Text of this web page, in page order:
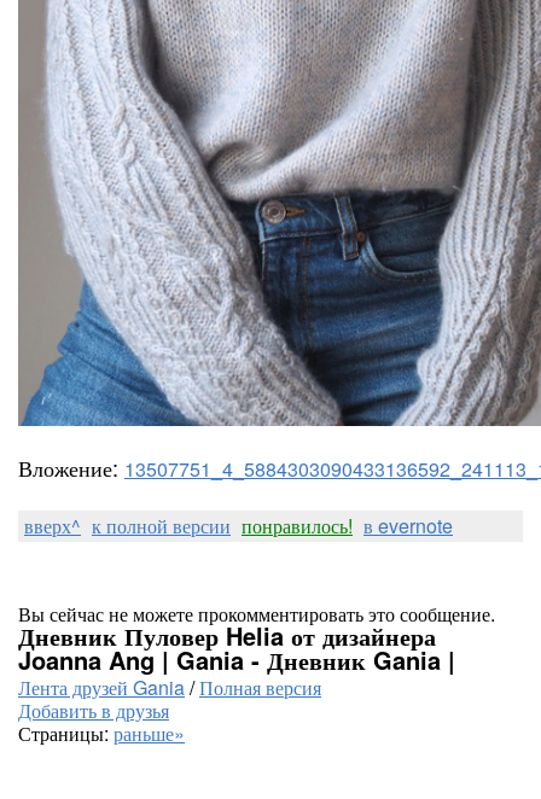
Вложение:
вверх^ к полной версии понравилось! в evernote
Вы сейчас не можете прокомментировать это сообщение.
Дневник Пуловер Helia от дизайнера
Joanna Ang | Gania - Дневник Gania |
Лента друзей Gania/Полная версия
Добавить в друзья
Страницы: раньше»